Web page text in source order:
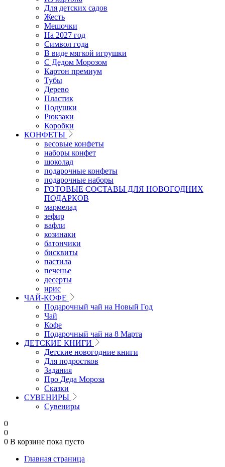
Для детских садов
Жесть
Мешочки
На 2027 год
Символ года
В виде мягкой игрушки
С Дедом Морозом
Картон премиум
Тубы
Дерево
Пластик
Подушки
Рюкзаки
Коробки
КОНФЕТЫ
весовые конфеты
наборы конфет
шоколад
подарочные конфеты
подарочные наборы
ГОТОВЫЕ СОСТАВЫ ДЛЯ НОВОГОДНИХ
ПОДАРКОВ
мармелад
зефир
вафли
козинаки
батончики
бисквиты
пастила
печенье
десерты
ирис
ЧАЙ-КОФЕ
Подарочный чай на Новый Год
Чай
Кофе
Подарочный чай на 8 Марта
ДЕТСКИЕ КНИГИ
Детские новогодние книги
Для подростков
Задания
Про Деда Мороза
Сказки
СУВЕНИРЫ
Сувениры
0
0
0 В корзине пока пусто
Главная страница